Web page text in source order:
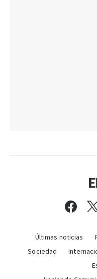
Últimas noticias
Sociedad